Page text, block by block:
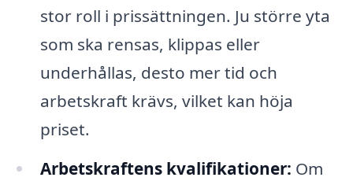
stor roll i prissättningen. Ju större yta
som ska rensas, klippas eller
underhållas, desto mer tid och
arbetskraft krävs, vilket kan höja
priset.
Arbetskraftens kvalifikationer: Om